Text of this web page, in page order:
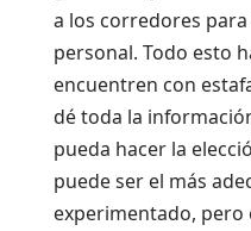
a los corredores
personal. Todo esto
encuentren con
dé toda la
pueda hacer la
puede ser el más
experimentado,